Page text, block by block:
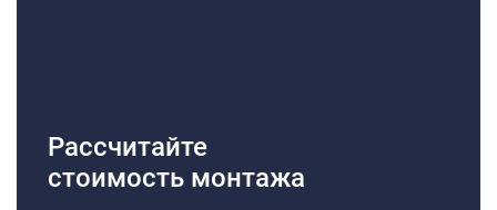
Рассчитайте
стоимость монтажа